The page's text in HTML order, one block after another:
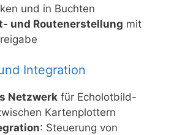
und in Buchten
und Routenerstellung mit
Integration
Netzwerk für Echolotbild-
Kartenplottern
: Steuerung von